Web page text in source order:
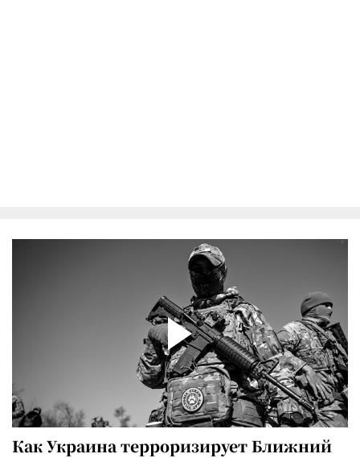
Как Украина терроризирует Ближний